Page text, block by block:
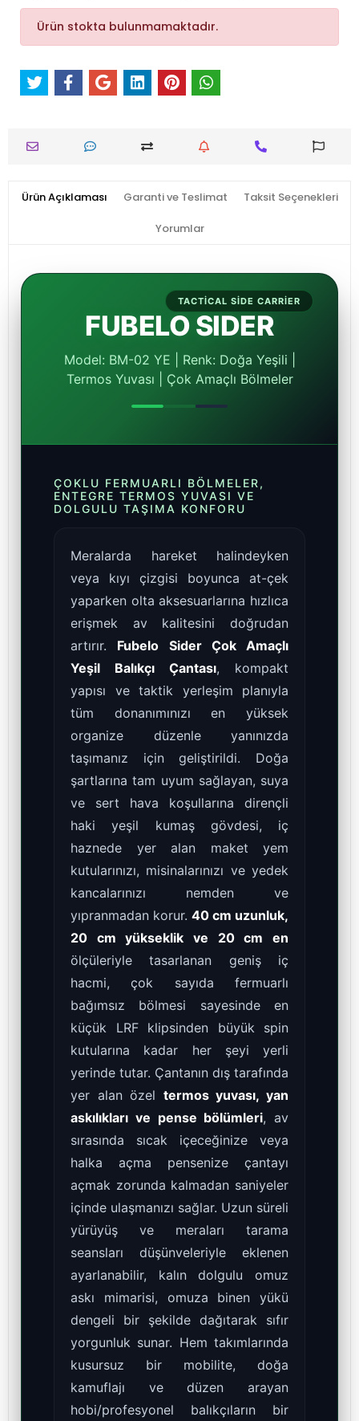
Ürün stokta bulunmamaktadır.
Ürün Açıklaması Garanti ve Teslimat Taksit Seçenekleri
Yorumlar
TACTICAL SIDE CARRIER
FUBELO SIDER
Model: BM-02 YE | Renk: Doğa Yeşili |
Termos Yuvası | Çok Amaçlı Bölmeler
ÇOKLU FERMUARLI BÖLMELER,
ENTEGRE TERMOS YUVASI VE
DOLGULU TAŞIMA KONFORU
Meralarda hareket halindeyken
veya kıyı çizgisi boyunca at-çek
yaparken olta aksesuarlarına hızlıca
erişmek av kalitesini doğrudan
artırır. Fubelo Sider Çok Amaçlı
Yeşil Balıkçı Çantası, kompakt
yapısı ve taktik yerleşim planıyla
tüm donanımınızı en yüksek
organize düzenle yanınızda
taşımanız için geliştirildi. Doğa
şartlarına tam uyum sağlayan, suya
ve sert hava koşullarına dirençli
haki yeşil kumaş gövdesi, iç
haznede yer alan maket yem
kutularınızı, misinalarınızı ve yedek
kancalarınızı nemden ve
yıpranmadan korur. 40 cm uzunluk,
20 cm yükseklik ve 20 cm en
ölçüleriyle tasarlanan geniş iç
hacmi, çok sayıda fermuarlı
bağımsız bölmesi sayesinde en
küçük LRF klipsinden büyük spin
kutularına kadar her şeyi yerli
yerinde tutar. Çantanın dış tarafında
yer alan özel termos yuvası, yan
askılıkları ve pense bölümleri, av
sırasında sıcak içeceğinize veya
halka açma pensenize çantayı
açmak zorunda kalmadan saniyeler
içinde ulaşmanızı sağlar. Uzun süreli
yürüyüş ve meraları tarama
seansları düşünveleriyle eklenen
ayarlanabilir, kalın dolgulu omuz
askı mimarisi, omuza binen yükü
dengeli bir şekilde dağıtarak sıfır
yorgunluk sunar. Hem takımlarında
kusursuz bir mobilite, doğa
kamuflajı ve düzen arayan
hobi/profesyonel balıkçıların bir